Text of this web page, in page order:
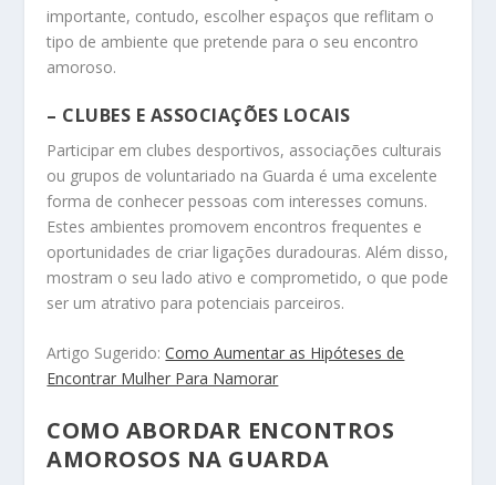
importante, contudo, escolher espaços que reflitam o
tipo de ambiente que pretende para o seu encontro
amoroso.
– CLUBES E ASSOCIAÇÕES LOCAIS
Participar em clubes desportivos, associações culturais
ou grupos de voluntariado na Guarda é uma excelente
forma de conhecer pessoas com interesses comuns.
Estes ambientes promovem encontros frequentes e
oportunidades de criar ligações duradouras. Além disso,
mostram o seu lado ativo e comprometido, o que pode
ser um atrativo para potenciais parceiros.
Artigo Sugerido:Como Aumentar as Hipóteses de
Encontrar Mulher Para Namorar
COMO ABORDAR ENCONTROS
AMOROSOS NA GUARDA